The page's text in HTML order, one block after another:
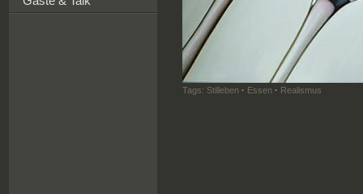
Tags: Stilleben · Essen · Realismus